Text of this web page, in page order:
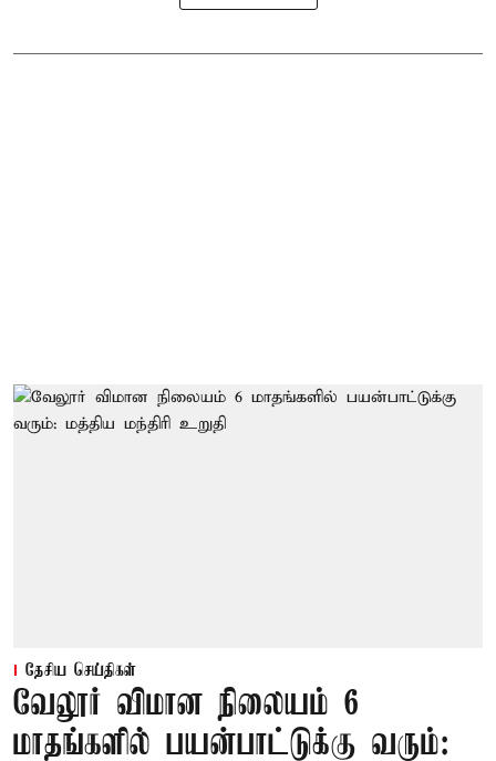
தேசிய செய்திகள்
வேலூர் விமான நிலையம் 6
மாதங்களில் பயன்பாட்டுக்கு வரும்: